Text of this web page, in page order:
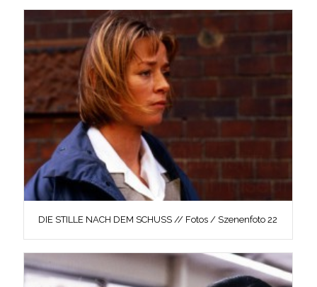
DIE STILLE NACH DEM SCHUSS // Fotos / Szenenfoto 22